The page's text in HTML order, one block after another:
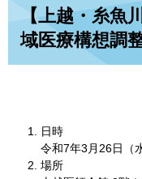
【上越・糸魚
域医療構想調
日時
令和7年3月26日（
場所